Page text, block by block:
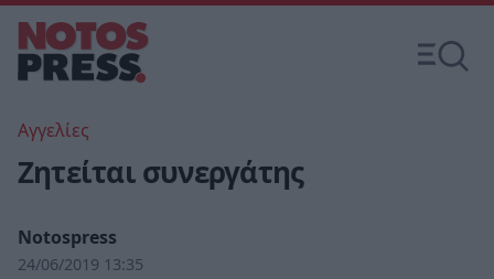
Αγγελίες
Ζητείται συνεργάτης
Notospress
24/06/2019 13:35